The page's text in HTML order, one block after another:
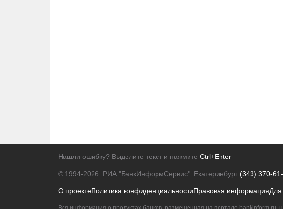
Нашли ошибку? Выделите текст и нажмите Ctrl+Enter
© 1994-2026. РИА "БанкИнформСервис". Екатеринбург (343) 370-
О проектеПолитика конфиденциальностиПравовая информацияДля
Вся информация о продуктах банков, размещенная на портале bankinform.ru,